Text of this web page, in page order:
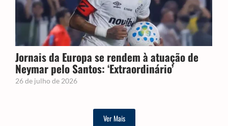
Jornais da Europa se rendem à atuação de
Neymar pelo Santos: ‘Extraordinário’
26 de julho de 2026
Ver Mais